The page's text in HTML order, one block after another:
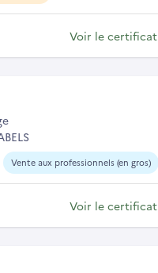
Voir le certificat
Vente aux professionnels (en gros)
Voir le certificat